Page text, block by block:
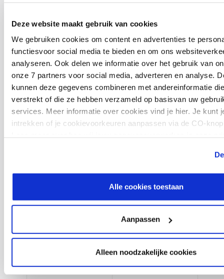
Deze website maakt gebruik van cookies
We gebruiken cookies om content en advertenties te
functiesvoor social media te bieden en om ons
analyseren. Ook delen we informatie over het gebruik van
onze 7 partners voor social media, adverteren en analyse.
kunnen deze gegevens combineren met andereinformatie
verstrekt of die ze hebben verzameld op basisvan uw
services. Meer informatie over cookies vind je hier. Je kunt
intrekken of je cookievoorkeuren aanpassen via de CO-
Alle cookies toestaan
Aanpassen
Alleen noodzakelijke cookies
Oplossingen voor maatschappelijke
verantwoordelijkheid
Begrijp welke impact jouw activiteiten hebben op mens
·SAP Ariba Supplier Risk Management
·Maak kennis met alle oplossingen voor
maatschappelijke verantwoordelijkheid